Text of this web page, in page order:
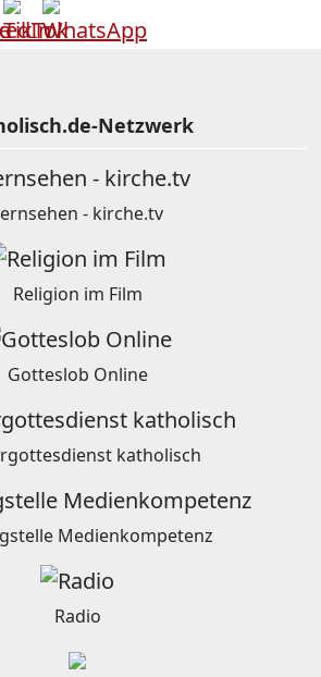
Netzwerk
- kirche.tv
Religion im Film
Gotteslob Online
katholisch
Medienkompetenz
Radio